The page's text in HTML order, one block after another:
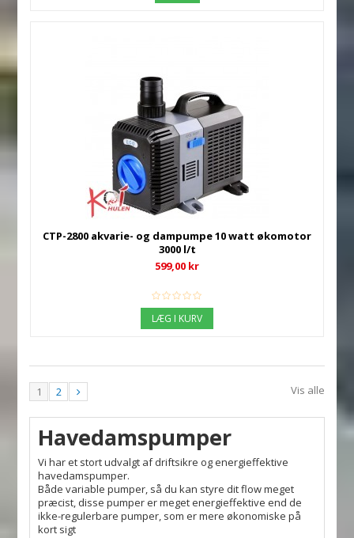
CTP-2800 akvarie- og dampumpe 10 watt økomotor
3000 l/t
599,00 kr
LÆG I KURV
Vis alle
1 2
Havedamspumper
Vi har et stort udvalgt af driftsikre og energieffektive
havedamspumper.
Både variable pumper, så du kan styre dit flow meget
præcist, disse pumper er meget energieffektive end de
ikke-regulerbare pumper, som er mere økonomiske på
kort sigt